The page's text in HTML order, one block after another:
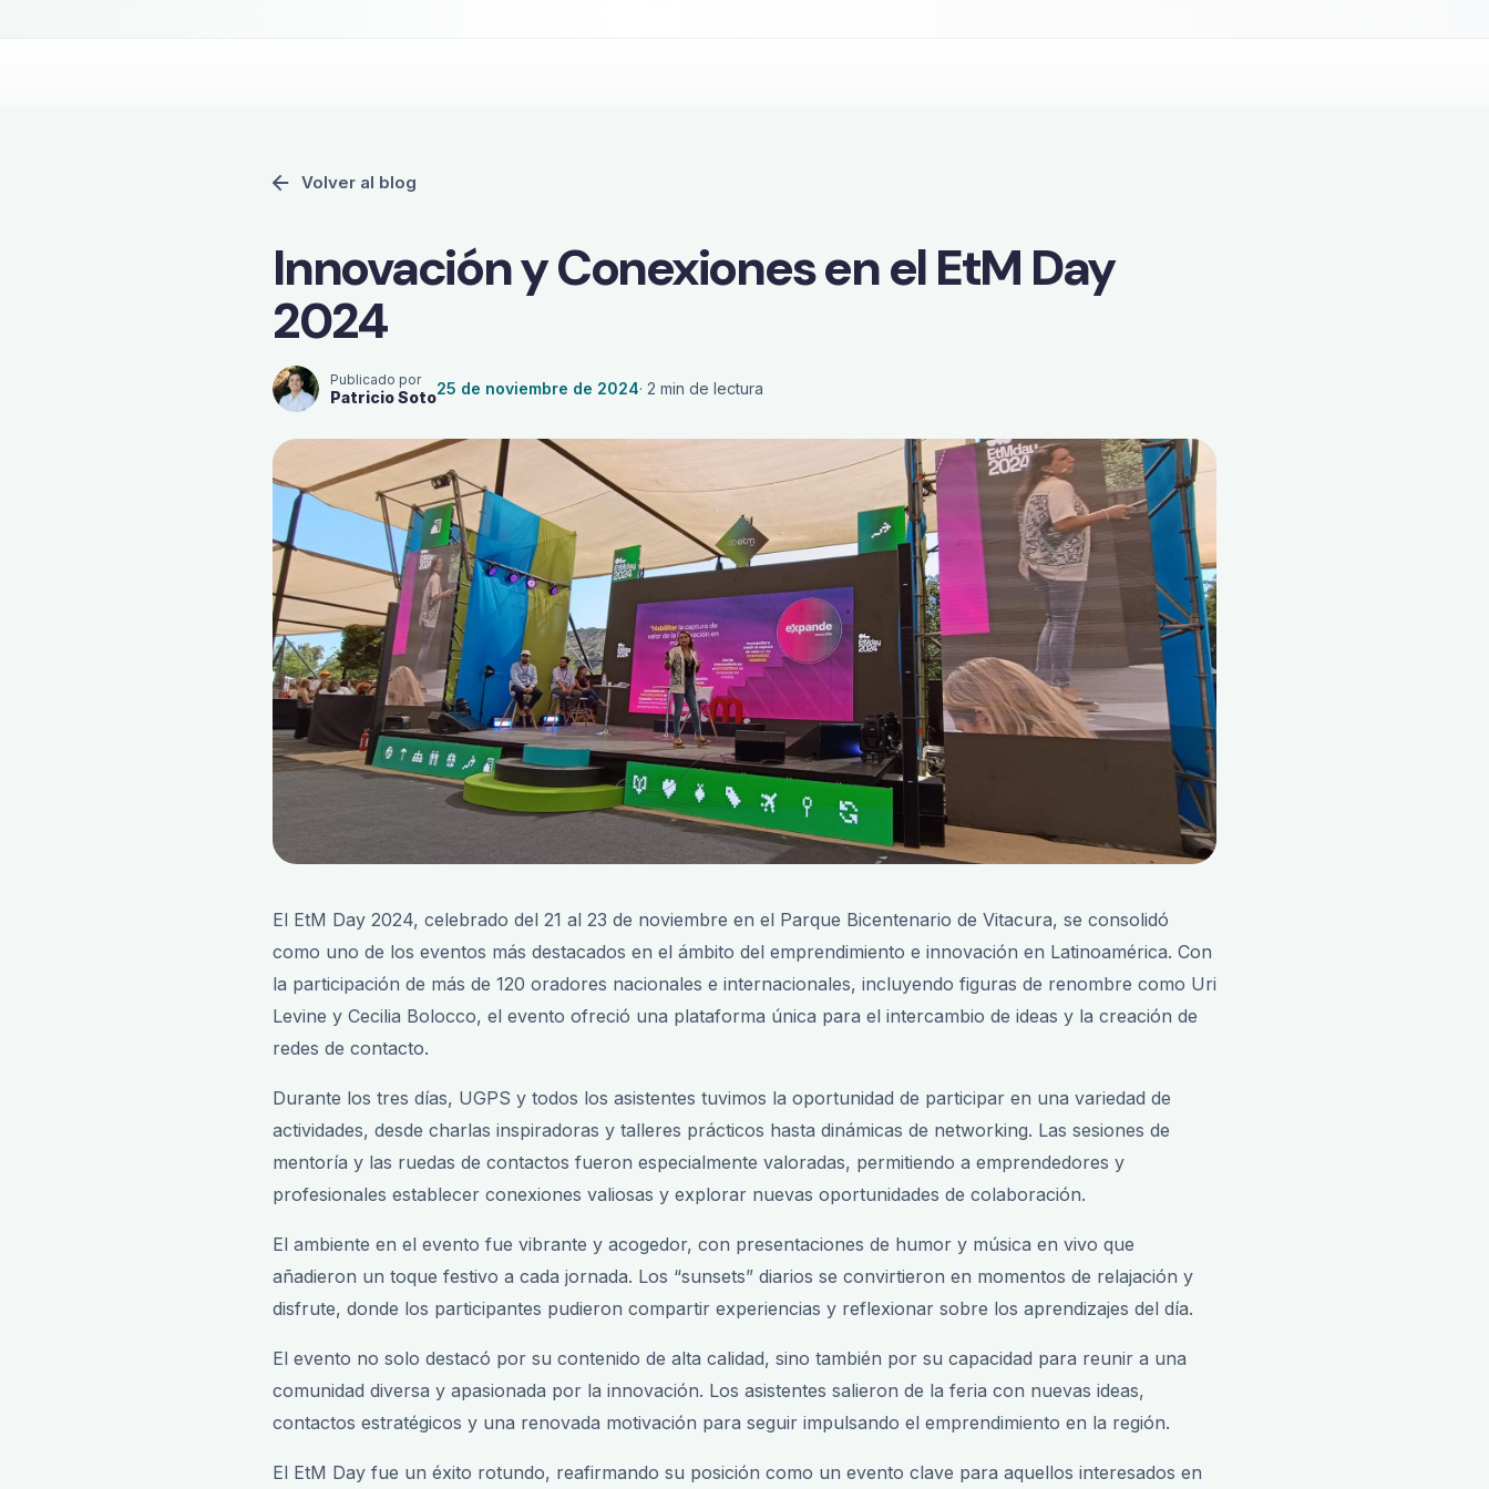
Volver al blog
Innovación y Conexiones en el EtM Day
2024
Publicado por
Patricio Soto25 de noviembre de 2024· 2 min de lectura
El EtM Day 2024, celebrado del 21 al 23 de noviembre en el Parque Bicentenario de Vitacura, se consolidó
como uno de los eventos más destacados en el ámbito del emprendimiento e innovación en Latinoamérica. Con
la participación de más de 120 oradores nacionales e internacionales, incluyendo figuras de renombre como Uri
Levine y Cecilia Bolocco, el evento ofreció una plataforma única para el intercambio de ideas y la creación de
redes de contacto.
Durante los tres días, UGPS y todos los asistentes tuvimos la oportunidad de participar en una variedad de
actividades, desde charlas inspiradoras y talleres prácticos hasta dinámicas de networking. Las sesiones de
mentoría y las ruedas de contactos fueron especialmente valoradas, permitiendo a emprendedores y
profesionales establecer conexiones valiosas y explorar nuevas oportunidades de colaboración.
El ambiente en el evento fue vibrante y acogedor, con presentaciones de humor y música en vivo que
añadieron un toque festivo a cada jornada. Los “sunsets” diarios se convirtieron en momentos de relajación y
disfrute, donde los participantes pudieron compartir experiencias y reflexionar sobre los aprendizajes del día.
El evento no solo destacó por su contenido de alta calidad, sino también por su capacidad para reunir a una
comunidad diversa y apasionada por la innovación. Los asistentes salieron de la feria con nuevas ideas,
contactos estratégicos y una renovada motivación para seguir impulsando el emprendimiento en la región.
El EtM Day fue un éxito rotundo, reafirmando su posición como un evento clave para aquellos interesados en